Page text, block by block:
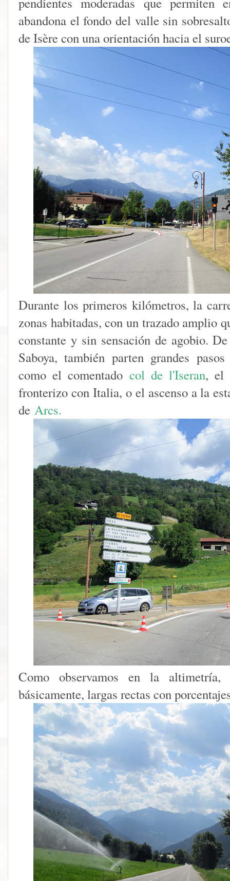
abandona el fondo del valle sin
de Isère con una orientación hacia el
Durante los primeros kilómetros, la
zonas habitadas, con un trazado amplio
constante y sin sensación de agobio.
Saboya, también parten grandes
como el comentado col de l'Iseran,
fronterizo con Italia, o el ascenso a la
de Arcs.
Como observamos en la
básicamente, largas rectas con